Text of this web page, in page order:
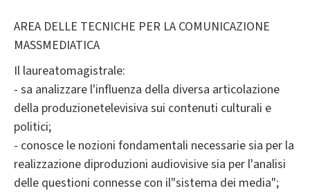
AREA DELLE TECNICHE PER LA COMUNICAZIONE
MASSMEDIATICA
Il laureatomagistrale:
- sa analizzare l'influenza della diversa articolazione
della produzionetelevisiva sui contenuti culturali e
politici;
- conosce le nozioni fondamentali necessarie sia per la
realizzazione diproduzioni audiovisive sia per l'analisi
delle questioni connesse con il"sistema dei media";